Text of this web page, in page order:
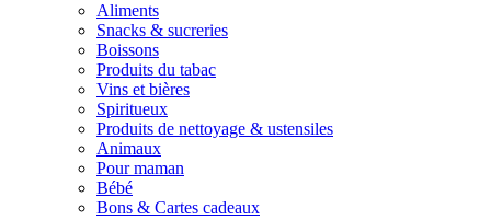
Aliments
Snacks & sucreries
Boissons
Produits du tabac
Vins et bières
Spiritueux
Produits de nettoyage & ustensiles
Animaux
Pour maman
Bébé
Bons & Cartes cadeaux